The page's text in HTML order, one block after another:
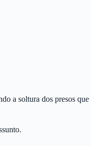
a soltura dos presos que